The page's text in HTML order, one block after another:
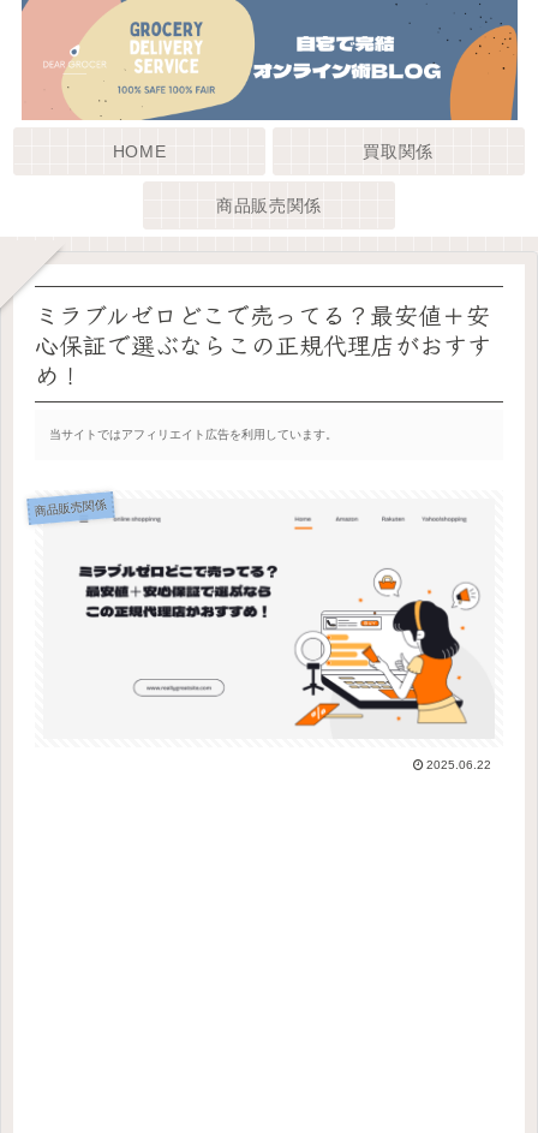
HOME 買取関係
商品販売関係
ミラブルゼロどこで売ってる？最安値＋安
心保証で選ぶならこの正規代理店がおすす
め！
当サイトではアフィリエイト広告を利用しています。
商品販売関係
2025.06.22